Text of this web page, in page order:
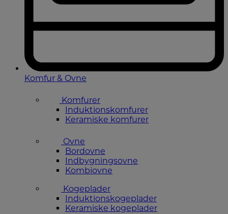
Komfur & Ovne
Komfurer
Induktionskomfurer
Keramiske komfurer
Ovne
Bordovne
Indbygningsovne
Kombiovne
Kogeplader
Induktionskogeplader
Keramiske kogeplader